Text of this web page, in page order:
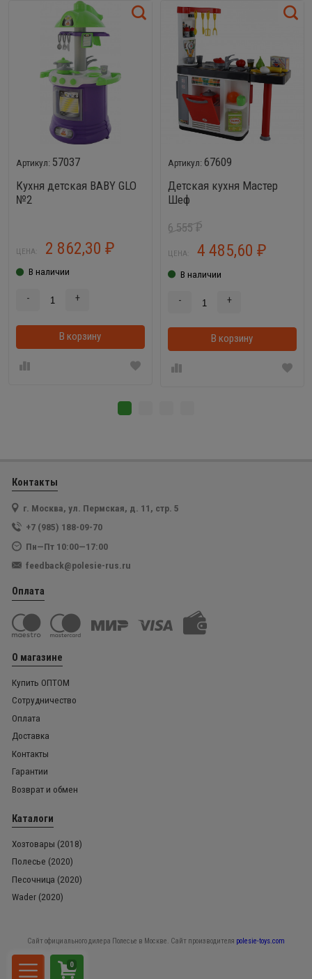
57037
Кухня детская BABY GLO
№2
ЦЕНА: 2 862,30 ₽
В наличии
- +
В корзину В корзинке
67609
Детская кухня Мастер
Шеф
6 555₽
ЦЕНА: 4 485,60 ₽
В наличии
- +
В корзину
Контакты
г. Москва, ул. Пермская, д. 11, стр. 5
+7 (985) 188-09-70
Пн—Пт 10:00—17:00
feedback@polesie-rus.ru
Оплата
О магазине
Купить ОПТОМ
Сотрудничество
Оплата
Доставка
Контакты
Гарантии
Возврат и обмен
Каталоги
Хозтовары (2018)
Полесье (2020)
Песочница (2020)
Wader (2020)
Сайт официального дилера Полесье в Москве. Сайт производителя polesie-toys.com
0